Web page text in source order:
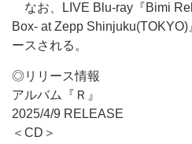
なお、LIVE Blu-ray『Bimi
Box- at Zepp
ースされる。
◎リリース情報
アルバム『Ｒ』
2025/4/9 RELEASE
＜CD＞